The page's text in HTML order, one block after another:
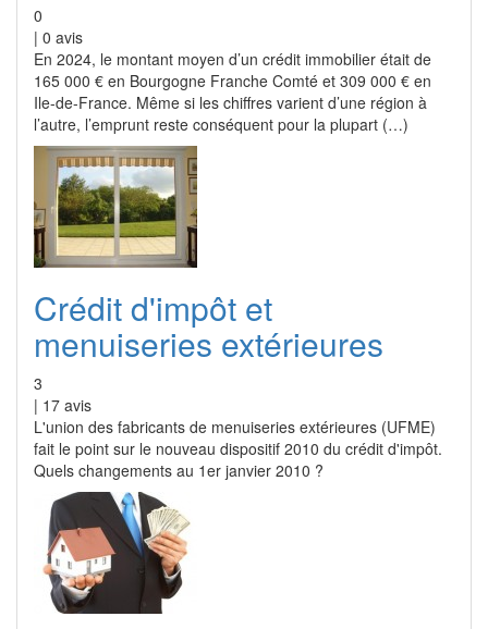
0
| 0 avis
En 2024, le montant moyen d’un crédit immobilier était de
165 000 € en Bourgogne Franche Comté et 309 000 € en
Ile-de-France. Même si les chiffres varient d’une région à
l’autre, l’emprunt reste conséquent pour la plupart (…)
Crédit d'impôt et
menuiseries extérieures
3
| 17 avis
L'union des fabricants de menuiseries extérieures (UFME)
fait le point sur le nouveau dispositif 2010 du crédit d'impôt.
Quels changements au 1er janvier 2010 ?